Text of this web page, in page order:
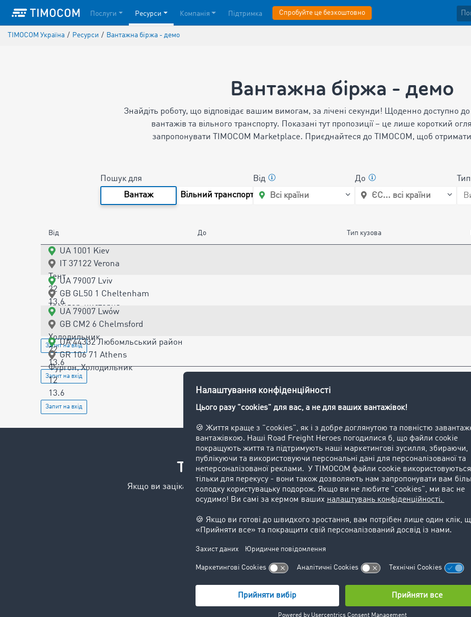
Послуги Ресурси Компанія Підтримка Спробуйте це безкоштовно
TIMOCOM Україна / Ресурси / Вантажна біржа - демо
Вантажна біржа - демо
Знайдіть роботу, що відповідає вашим вимогам, за лічені секунди! Щоденно доступно
вантажів та вільного транспорту.
Показані тут пропозиції – це лише короткий
запропонувати TIMOCOM Marketplace. Приєднайтеся до TIMOCOM, щоб
Пошук для
Вантаж
Вільний транспорт
Від До
Від До Тип кузова
UA 1001 Kiev
IT 37122 Verona
Тент
22
13.6
Запит на вхід
UA 79007 Lviv
GB GL50 1 Cheltenham
Трейлер-цистерна
24
13.6
Запит на вхід
UA 79007 Lwów
GB CM2 6 Chelmsford
Холодильник
22
13.6
Запит на вхід
UA 44332 Любомльський район
GR 106 71 Athens
Фургон, Холодильник
12
13.6
Запит на вхід
TIMOCOM: Ваша Інноваційна Біржа
Якщо ви зацікавлені в пошуку більш відповідних пропозицій, ви можете просто
експертів для консультації.
Запитання? Ми тут для вас:
info.ua@timocom.com